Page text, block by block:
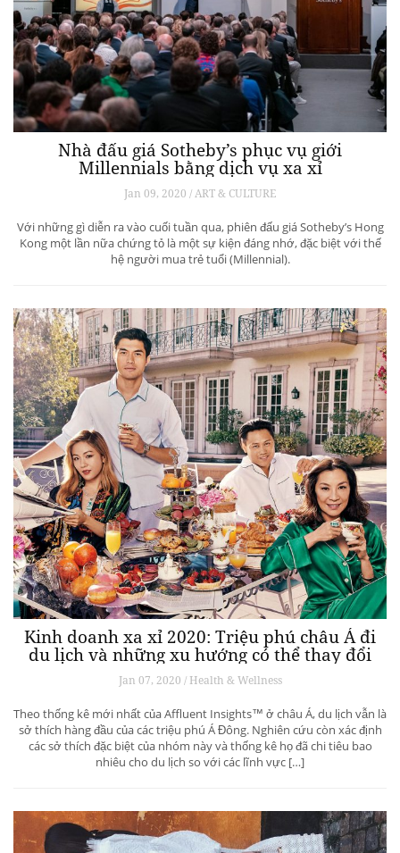
Nhà đấu giá Sotheby’s phục vụ giới
Millennials bằng dịch vụ xa xỉ
Jan 09, 2020 / ART & CULTURE
Với những gì diễn ra vào cuối tuần qua, phiên đấu giá Sotheby’s Hong
Kong một lần nữa chứng tỏ là một sự kiện đáng nhớ, đặc biệt với thế
hệ người mua trẻ tuổi (Millennial).
Kinh doanh xa xỉ 2020: Triệu phú châu Á đi
du lịch và những xu hướng có thể thay đổi
ngành du lịch thượng lưu
Jan 07, 2020 / Health & Wellness
Theo thống kê mới nhất của Affluent Insights™ ở châu Á, du lịch vẫn là
sở thích hàng đầu của các triệu phú Á Đông. Nghiên cứu còn xác định
các sở thích đặc biệt của nhóm này và thống kê họ đã chi tiêu bao
nhiêu cho du lịch so với các lĩnh vực […]